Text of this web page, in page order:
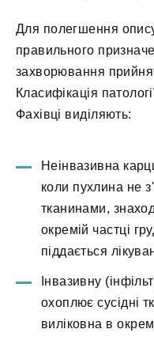
Для полегшення
правильного
захворювання
Класифікація
Фахівці виділяють:
Неінвазивна
коли пухлина не
тканинами,
окремій частці
піддається
Інвазивну
охоплює сусідні
виліковна в